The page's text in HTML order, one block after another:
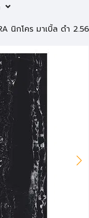
นิกโคร มาเบิ้ล ดำ 2.56